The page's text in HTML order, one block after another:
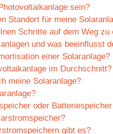
sein?
Standort für meine
Schritte auf dem Weg zu
und was beeinflusst
einer Solaranlage?
im Durchschnitt?
meine Solaranlage?
oder
gibt es?